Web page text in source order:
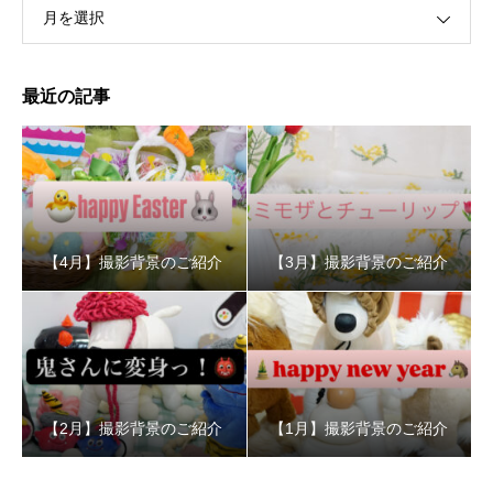
月を選択
最近の記事
【4月】撮影背景のご紹介 【3月】撮影背景のご紹介
【2月】撮影背景のご紹介 【1月】撮影背景のご紹介